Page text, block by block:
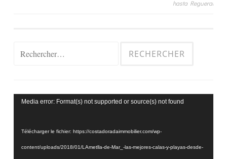
hasta Regueral
Rechercher :
Lecteur
Media error: Format(s) not supported or source(s) not found
Télécharger le fichier: https://costadoradaimmobilier.com/wp-
content/uploads/2018/01/LAmetlla-de-Mar_-las-mejores-calas-y-playas-desde-